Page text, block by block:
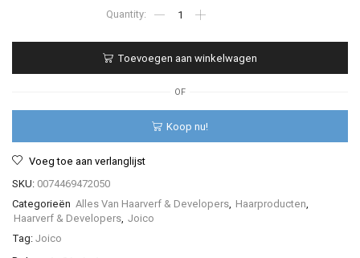
K-
Pak
Chrome
Haarverf
Toevoegen aan winkelwagen
OF
Koop nu!
Voeg toe aan verlanglijst
SKU: 0074469472050
Categorieën Alles Van Haarverf & Developers, Haarproducten,
Haarverf & Developers, Joico
Tag: Joico